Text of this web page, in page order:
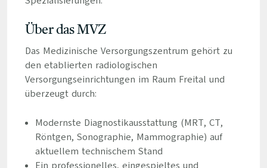
Über das MVZ
Das Medizinische Versorgungszentrum gehört zu
den etablierten radiologischen
Versorgungseinrichtungen im Raum Freital und
überzeugt durch:
Modernste Diagnostikausstattung (MRT, CT,
Röntgen, Sonographie, Mammographie) auf
aktuellem technischem Stand